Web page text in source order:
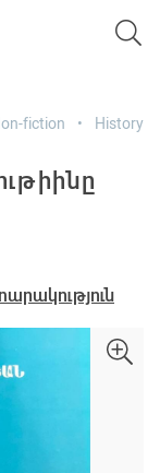
fiction History